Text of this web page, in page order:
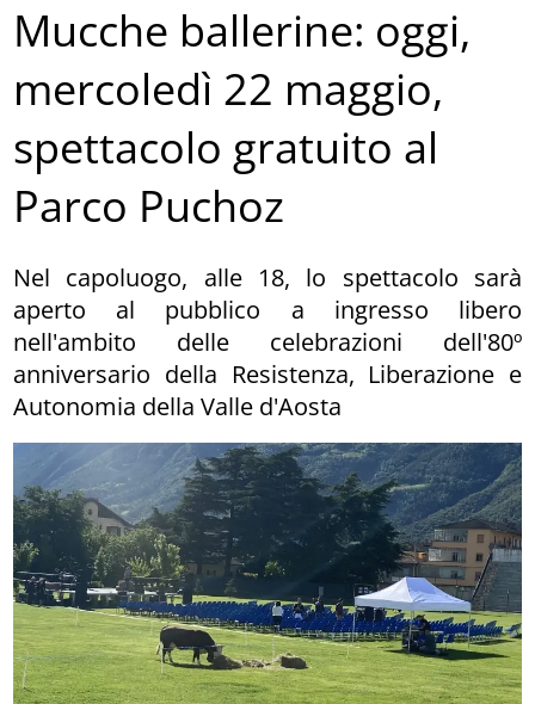
Mucche ballerine: oggi,
mercoledì 22 maggio,
spettacolo gratuito al
Parco Puchoz
Nel capoluogo, alle 18, lo spettacolo sarà
aperto al pubblico a ingresso libero
nell'ambito delle celebrazioni dell'80º
anniversario della Resistenza, Liberazione e
Autonomia della Valle d'Aosta